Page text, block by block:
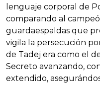
lenguaje corporal de
comparando al
guardaespaldas que
vigila la persecución
de Tadej era como el
Secreto avanzando,
extendido,